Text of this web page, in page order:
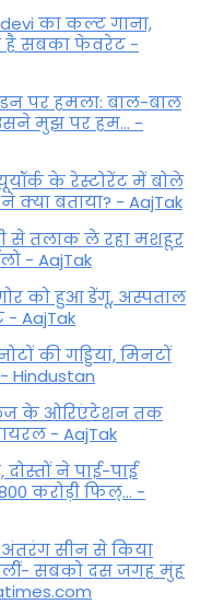
का कल्ट गाना,
है सबका फेवरेट -
पर हमला: बाल-बाल
मुझ पर हम... -
के रेस्टोरेंट में बोले
बताया? - AajTak
से तलाक ले रहा मशहूर
- AajTak
को हुआ डेंगू, अस्पताल
- AajTak
की गड्डियां, मिनटों
Hindustan
के ओरिएंटेशन तक
- AajTak
ने पाई-पाई
करोड़ी फिल्... -
सीन से किया
सबको दस जगह मुंह